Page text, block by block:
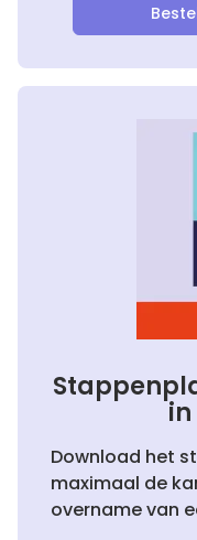
Download het
maximaal de
overname van